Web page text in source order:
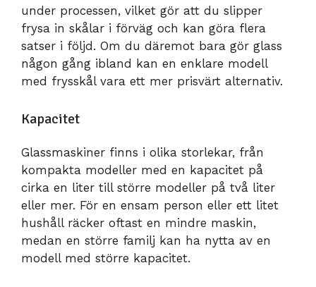
under processen, vilket gör att du slipper
frysa in skålar i förväg och kan göra flera
satser i följd. Om du däremot bara gör glass
någon gång ibland kan en enklare modell
med frysskål vara ett mer prisvärt alternativ.
Kapacitet
Glassmaskiner finns i olika storlekar, från
kompakta modeller med en kapacitet på
cirka en liter till större modeller på två liter
eller mer. För en ensam person eller ett litet
hushåll räcker oftast en mindre maskin,
medan en större familj kan ha nytta av en
modell med större kapacitet.